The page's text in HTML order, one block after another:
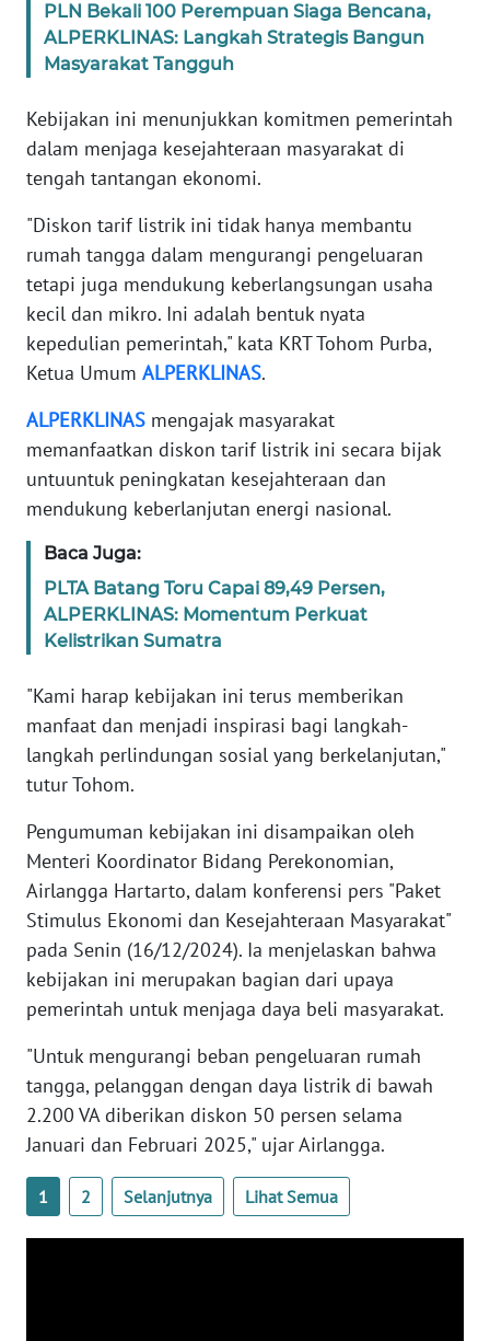
PLN Bekali 100 Perempuan Siaga Bencana,
ALPERKLINAS: Langkah Strategis Bangun
Masyarakat Tangguh
Kebijakan ini menunjukkan komitmen pemerintah
dalam menjaga kesejahteraan masyarakat di
tengah tantangan ekonomi.
"Diskon tarif listrik ini tidak hanya membantu
rumah tangga dalam mengurangi pengeluaran
tetapi juga mendukung keberlangsungan usaha
kecil dan mikro. Ini adalah bentuk nyata
kepedulian pemerintah," kata KRT Tohom Purba,
Ketua Umum ALPERKLINAS.
ALPERKLINAS mengajak masyarakat
memanfaatkan diskon tarif listrik ini secara bijak
untuuntuk peningkatan kesejahteraan dan
mendukung keberlanjutan energi nasional.
Baca Juga:
PLTA Batang Toru Capai 89,49 Persen,
ALPERKLINAS: Momentum Perkuat
Kelistrikan Sumatra
"Kami harap kebijakan ini terus memberikan
manfaat dan menjadi inspirasi bagi langkah-
langkah perlindungan sosial yang berkelanjutan,"
tutur Tohom.
Pengumuman kebijakan ini disampaikan oleh
Menteri Koordinator Bidang Perekonomian,
Airlangga Hartarto, dalam konferensi pers "Paket
Stimulus Ekonomi dan Kesejahteraan Masyarakat"
pada Senin (16/12/2024). Ia menjelaskan bahwa
kebijakan ini merupakan bagian dari upaya
pemerintah untuk menjaga daya beli masyarakat.
"Untuk mengurangi beban pengeluaran rumah
tangga, pelanggan dengan daya listrik di bawah
2.200 VA diberikan diskon 50 persen selama
Januari dan Februari 2025," ujar Airlangga.
1 2 Selanjutnya Lihat Semua
WN
JABAR
BANTEN
WN
WN
KEPRI
WN
PAPUA
WN
PAPUA
BARAT
RIAU
WN
SERAMBI
WN
JAMBI
WN
WN
NTB
WN
SULTENG
WN
WN
BABEL
WN
SUMBAR